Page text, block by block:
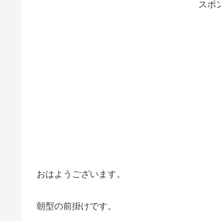
スポ
おはようございます。
朝型の前掛けです。